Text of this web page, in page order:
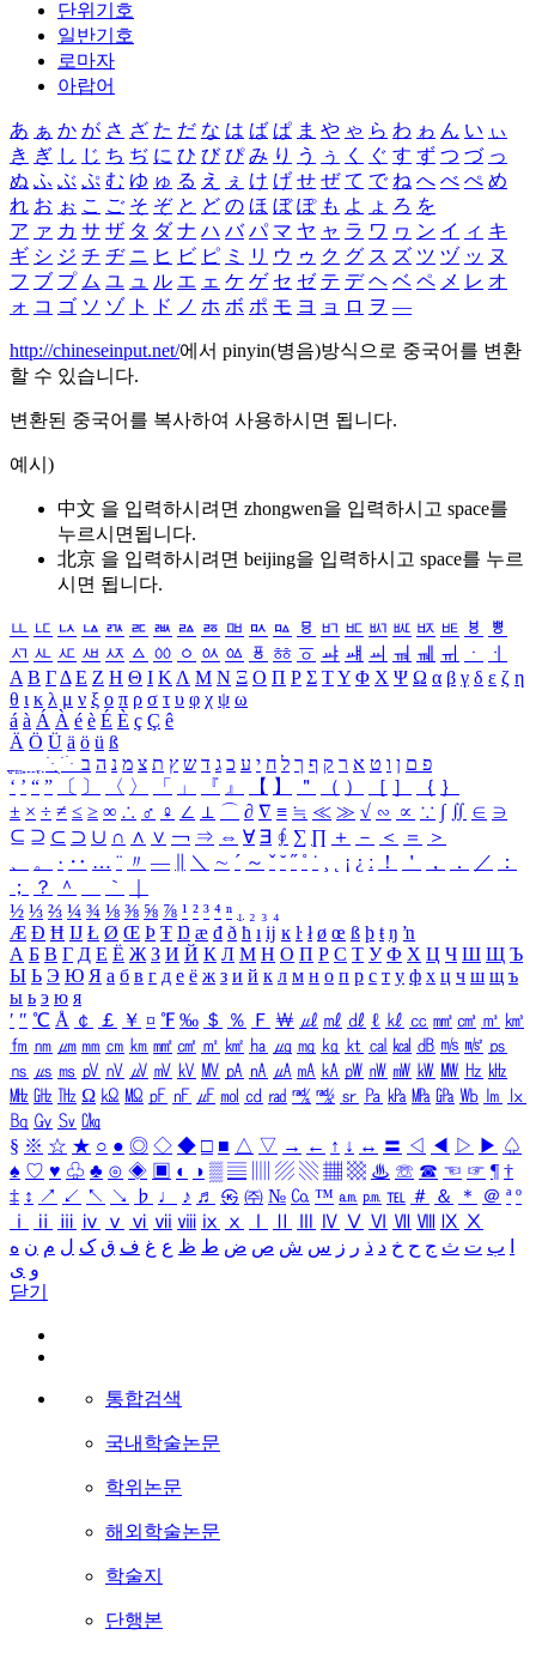
단위기호
일반기호
로마자
아랍어
あ ぁ か が さ ざ た だ な は ば ぱ ま や ゃ ら わ ゎ ん い ぃ
き ぎ し じ ち ぢ に ひ び ぴ み り う ぅ く ぐ す ず つ づ っ
ぬ ふ ぶ ぷ む ゆ ゅ る え ぇ け げ せ ぜ て で ね へ べ ぺ め
れ お ぉ こ ご そ ぞ と ど の ほ ぼ ぽ も よ ょ ろ を
ア ァ カ サ ザ タ ダ ナ ハ バ パ マ ヤ ャ ラ ワ ヮ ン イ ィ キ
ギ シ ジ チ ヂ ニ ヒ ビ ピ ミ リ ウ ゥ ク グ ス ズ ツ ヅ ッ ヌ
フ ブ プ ム ユ ュ ル エ ェ ケ ゲ セ ゼ テ デ ヘ ベ ペ メ レ オ
ォ コ ゴ ソ ゾ ト ド ノ ホ ボ ポ モ ヨ ョ ロ ヲ ―
http://chineseinput.net/에서 pinyin(병음)방식으로 중국어를 변환
할 수 있습니다.
변환된 중국어를 복사하여 사용하시면 됩니다.
예시)
中文 을 입력하시려면 zhongwen을 입력하시고 space를
누르시면됩니다.
北京 을 입력하시려면 beijing을 입력하시고 space를 누르
시면 됩니다.
ㅥ ㅦ ㅧ ㅨ ㅩ ㅪ ㅫ ㅬ ㅭ ㅮ ㅯ ㅰ ㅱ ㅲ ㅳ ㅴ ㅵ ㅶ ㅷ ㅸ
ㅹ
ㅺ ㅻ ㅼ ㅽ ㅾ ㅿ ㆀ ㆁ ㆂ ㆃ ㆄ ㆅ ㆆ ㆇ ㆈ ㆉ ㆊ ㆋ ㆌ ㆍ
ㆎ
Α Β ΓΔ Ε Ζ Η Θ Ι ΚΛ Μ Ν Ξ Ο Π Ρ Σ ΤΥ Φ Χ Ψ Ω α β γ δ ε ζ η
θ ι κ λ μ ν ξ ο π ρ σ τ υ φ χ ψ ω
á à Á À é è É È ç Ç ê
Ä Ö Ü ä ö ü ß
ִֶֹ ֻּ ׁׂ פ ם ן ו ט א ר ק ף ך ל ח י ע כ ג ד ש ץ ת צ מ נ ה ב
‘ ’ “ ” 〔 〕 〈 〉 「 」 『 』 【 】 ＂ （ ） ［ ］ ｛ ｝
± × ÷ ≠ ≤ ≥ ∞ ∴ ♂ ♀ ∠ ⊥ ⌒ ∂ ∇ ≡ ≒ ≪ ≫ √ ∽ ∝ ∵ ∫ ∬ ∈ ∋
⊆ ⊇ ⊂ ⊃ ∪ ∩ ∧ ∨ ￢ ⇒ ⇔ ∀ ∃ ∮ ∑ ∏ ＋ － ＜ ＝
＞
、
。 · ‥ … ¨ 〃 ― ＼ ∼ ´ ～ ˇ ˘ ˝ ˚ ˙ ¸ ¡ ¿ ː ！ ＇ ， ． ／
：
；
？ ＾ ｀
½ ⅓ ⅔ ¼ ¾ ⅛ ⅜ ⅝ ⅞ ¹ ² ³ ⁴ ⁿ ₁ ₂ ₃ ₄
Æ Ð Ħ Ĳ Ł Ø Œ Þ Ŧ Ŋ æ đ ð ħ ı ĳ ĸ ŀ ł ø œ ß þ ŧ ŋ ŉ
А Б В Г Д Е Ё Ж З И Й К Л М Н О П Р С Т У Ф Х Ц Ч Ш Щ Ъ
Ы Ь Э Ю Я а б в г д е ё ж з и й к л м н о п р с т у ф х ц ч ш щ ъ
ы ь э ю я
′ ″ ℃ Å ￠ ￡ ￥ ¤ ℉ ‰ ＄ ％ Ｆ ￦ ㎕ ㎖ ㎗ ℓ ㎘ ㏄ ㎣ ㎤ ㎥ ㎦
㎙ ㎚ ㎛ ㎜ ㎝ ㎞ ㎟ ㎠ ㎡ ㎢ ㏊ ㎍ ㎎ ㎏ ㏏ ㎈ ㎉ ㏈ ㎧ ㎨ ㎰
㎱ ㎲ ㎳ ㎴ ㎵ ㎶ ㎷ ㎸ ㎹ ㎀ ㎁ ㎂ ㎃ ㎄ ㎺ ㎻ ㎽ ㎾ ㎿ ㎐ ㎑
㎒ ㎓ ㎔ Ω ㏀ ㏁ ㎊ ㎋ ㎌ ㏖ ㏅ ㎭ ㎮ ㎯ ㏛ ㎩ ㎪ ㎫ ㎬ ㏝ ㏐
㏓
㏃ ㏉ ㏜ ㏆
§ ※ ☆ ★ ○ ● ◎ ◇ ◆ □ ■ △ ▽ → ← ↑ ↓ ↔ 〓 ◁ ◀ ▷ ▶ ♤
♠ ♡ ♥ ♧ ♣ ⊙ ◈ ▣ ◐ ◑ ▒ ▤ ▨ ▧ ▦ ▩ ♨ ☏ ☎ ☜ ☞ ¶ †
‡ ↕ ↗ ↙ ↖ ↘ ♭ ♩ ♪ ♬ ㉿ ㈜ № ㏇ ™ ㏂ ㏘ ℡ ＃ ＆ ＊ ＠ ª º
ⅰ
ⅱ ⅲ ⅳ ⅴ ⅵ ⅶ ⅷ ⅸ ⅹ Ⅳ Ⅴ Ⅵ Ⅶ Ⅷ Ⅸ Ⅹ
ب ت ث ج ح خ د ذ ر ز س ش ص ض ط ظ ع غ ف ق ک ل م ن ه
و ی
닫기
통합검색
국내학술논문
학위논문
해외학술논문
학술지
단행본